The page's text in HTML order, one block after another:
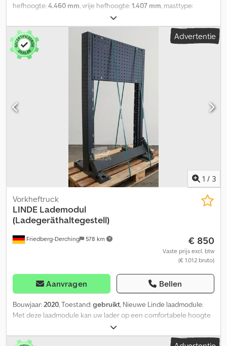
hefhoogte:4.460 mm, vrije hefhoogte:1.407 mm, masttype:
, Mastuitvoering: Triplex, hefvermogen 1400 kg bij 600 mm
lastzwaartepunt, mast: enkele extra hydrauliek, bouwhoogte: 2074
mm, hefhoogte: 4460 mm, vrije heffing: 1407 mm,
vorkdragerbreedte: 720 mm, mast voor serie: 1120 B/G-versie,
nieuwe triplex hefmast voor serie 1120 bijv. R 12/14 B incl. extra
hydrauliek, met geïntegreerde sideshift, zonder vorken,
lastzwaartepunt: 600. Crodpfxjw Uzpbs Aagof
Advertentie
1 / 3
Friedberg-Derching 578 km
Vorkheftruck
LINDE Lademodul
(Ladegeräthaltegestell)
€ 850
Vaste prijs excl. btw
(€ 1.012 bruto)
Aanvragen Bellen
Bouwjaar:2020, Toestand:gebruikt, Nieuwe Linde laadmodule:
Met deze laadmodule kan uw lader op een comfortabele hoogte
worden gemonteerd. Voor een stabiele stand kan de houder aan
de vloer worden bevestigd. Afmetingen (L / B / H): 600 / 800 / 1500